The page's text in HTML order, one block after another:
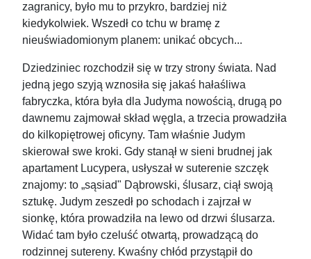
zagranicy, było mu to przykro, bardziej niż
kiedykolwiek. Wszedł co tchu w bramę z
nieuświadomionym planem: unikać obcych...
Dziedziniec rozchodził się w trzy strony świata. Nad
jedną jego szyją wznosiła się jakaś hałaśliwa
fabryczka, która była dla Judyma nowością, drugą po
dawnemu zajmował skład węgla, a trzecia prowadziła
do kilkopiętrowej oficyny. Tam właśnie Judym
skierował swe kroki. Gdy stanął w sieni brudnej jak
apartament Lucypera, usłyszał w suterenie szczęk
znajomy: to „sąsiad" Dąbrowski, ślusarz, ciął swoją
sztukę. Judym zeszedł po schodach i zajrzał w
sionkę, która prowadziła na lewo od drzwi ślusarza.
Widać tam było czeluść otwartą, prowadzącą do
rodzinnej sutereny. Kwaśny chłód przystąpił do